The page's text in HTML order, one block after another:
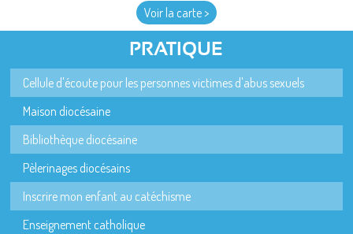
Voir la carte >
PRATIQUE
Cellule d'écoute pour les personnes victimes d'abus sexuels
Maison diocésaine
Bibliothèque diocésaine
Pèlerinages diocésains
Inscrire mon enfant au catéchisme
Enseignement catholique